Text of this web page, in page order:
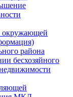
окружающей
района
бесхозяйного